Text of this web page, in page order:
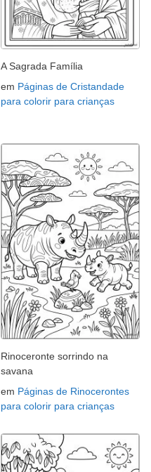
A Sagrada Família
em Páginas de Cristandade
para colorir para crianças
Rinoceronte sorrindo na
savana
em Páginas de Rinocerontes
para colorir para crianças